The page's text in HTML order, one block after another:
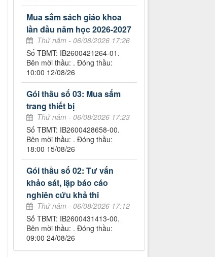
Mua sắm sách giáo khoa
lần đầu năm học 2026-2027
Thứ năm - 06/08/2026 17:26
Số TBMT: IB2600421264-01.
Bên mời thầu: . Đóng thầu:
10:00 12/08/26
Gói thầu số 03: Mua sắm
trang thiết bị
Thứ năm - 06/08/2026 17:23
Số TBMT: IB2600428658-00.
Bên mời thầu: . Đóng thầu:
18:00 15/08/26
Gói thầu số 02: Tư vấn
khảo sát, lập báo cáo
nghiên cứu khả thi
Thứ năm - 06/08/2026 17:12
Số TBMT: IB2600431413-00.
Bên mời thầu: . Đóng thầu:
09:00 24/08/26